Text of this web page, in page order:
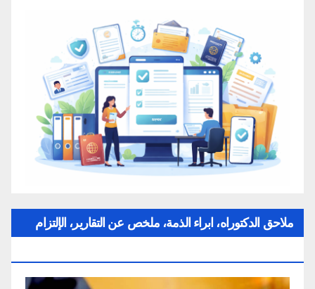
ملاحق الدكتوراه، ابراء الذمة، ملخص عن التقارير، الإلتزام